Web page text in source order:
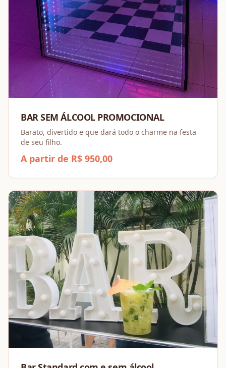
BAR SEM ÁLCOOL PROMOCIONAL
Barato, divertido e que dará todo o charme na festa
de seu filho.
A partir de R$ 950,00